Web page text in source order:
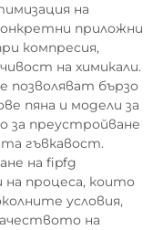
на
приложни
компресия,
на химикали.
позволяват бързо
пяна и модели за
за преустройване
гъвкавост.
на fipfg
на процеса, които
условия,
на